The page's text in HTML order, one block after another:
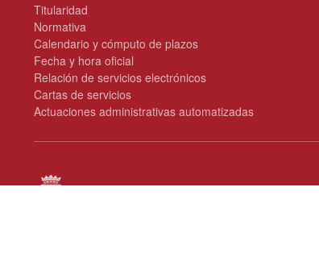
Titularidad
Normativa
Calendario y cómputo de plazos
Fecha y hora oficial
Relación de servicios electrónicos
Cartas de servicios
Actuaciones administrativas automatizadas